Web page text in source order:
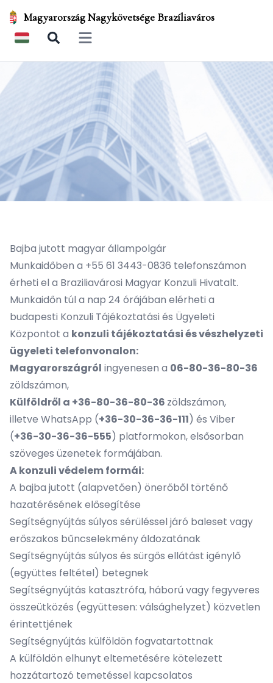
Magyarország Nagykövetsége Brazíliaváros
Open main menu
Bajba jutott magyar állampolgár
Munkaidőben a +55 61 3443-0836 telefonszámon
érheti el a Braziliavárosi Magyar Konzuli Hivatalt.
Munkaidőn túl a nap 24 órájában elérheti a
budapesti Konzuli Tájékoztatási és Ügyeleti
Központot a konzuli tájékoztatási és vészhelyzeti
ügyeleti telefonvonalon:
Magyarországról ingyenesen a 06-80-36-80-36
zöldszámon,
Külföldről a +36-80-36-80-36 zöldszámon,
illetve WhatsApp (+36-30-36-36-111) és Viber
(+36-30-36-36-555) platformokon, elsősorban
szöveges üzenetek formájában.
A konzuli védelem formái:
A bajba jutott (alapvetően) önerőből történő
hazatérésének elősegítése
Segítségnyújtás súlyos sérüléssel járó baleset vagy
erőszakos bűncselekmény áldozatának
Segítségnyújtás súlyos és sürgős ellátást igénylő
(együttes feltétel) betegnek
Segítségnyújtás katasztrófa, háború vagy fegyveres
összeütközés (együttesen: válsághelyzet) közvetlen
érintettjének
Segítségnyújtás külföldön fogvatartottnak
A külföldön elhunyt eltemetésére kötelezett
hozzátartozó temetéssel kapcsolatos